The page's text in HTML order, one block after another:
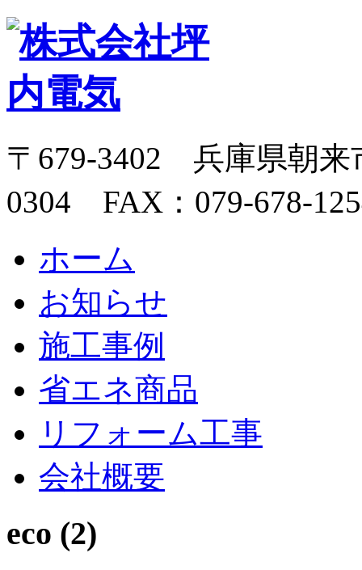
〒679-3402 兵庫県朝
0304 FAX：079-678-
ホーム
お知らせ
施工事例
省エネ商品
リフォーム工事
会社概要
eco (2)